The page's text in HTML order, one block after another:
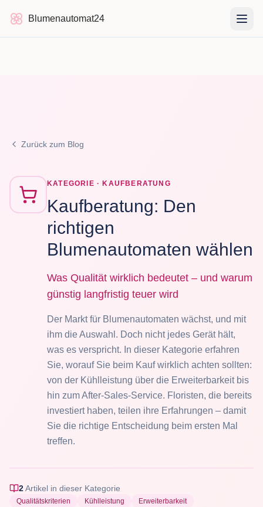
Blumenautomat24
Blumenautomat24
Zurück zum Blog
KATEGORIE · KAUFBERATUNG
Kaufberatung: Den
richtigen
Blumenautomaten wählen
Was Qualität wirklich bedeutet – und warum
günstig langfristig teuer wird
Der Markt für Blumenautomaten wächst, und mit
ihm die Auswahl. Doch nicht jedes Gerät hält,
was es verspricht. In dieser Kategorie erfahren
Sie, worauf Sie beim Kauf wirklich achten sollten:
von der Kühlleistung über die Erweiterbarkeit bis
hin zum After-Sales-Service. Floristen, die bereits
investiert haben, teilen ihre Erfahrungen – damit
Sie die richtige Entscheidung beim ersten Mal
treffen.
2Artikel in dieser Kategorie
Qualitätskriterien Kühlleistung
Erweiterbarkeit